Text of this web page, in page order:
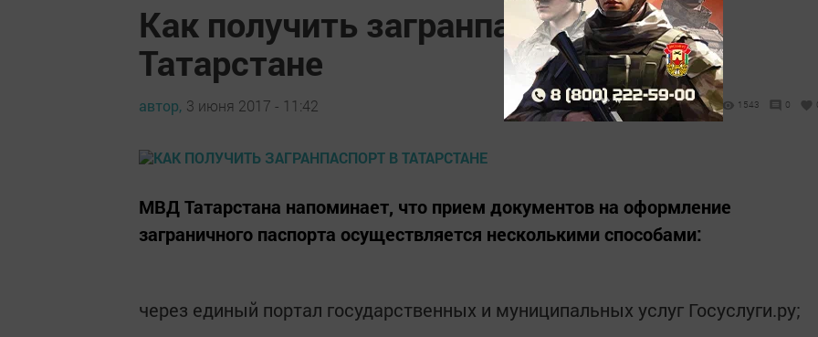
Как получить загранпаспорт в
Татарстане
автор, 3 июня 2017 - 11:42 1543 0
МВД Татарстана напоминает, что прием документов на оформление
заграничного паспорта осуществляется несколькими способами:
через единый портал государственных и муниципальных услуг Госуслуги.ру;